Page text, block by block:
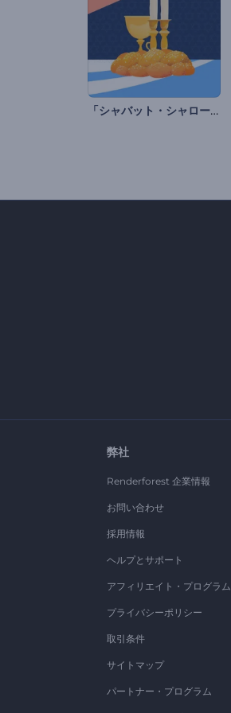
「シャバット・シャローム」 アニメーション
弊社
Renderforest 企業情報
お問い合わせ
採用情報
ヘルプとサポート
アフィリエイト・プログラム
プライバシーポリシー
取引条件
サイトマップ
パートナー・プログラム